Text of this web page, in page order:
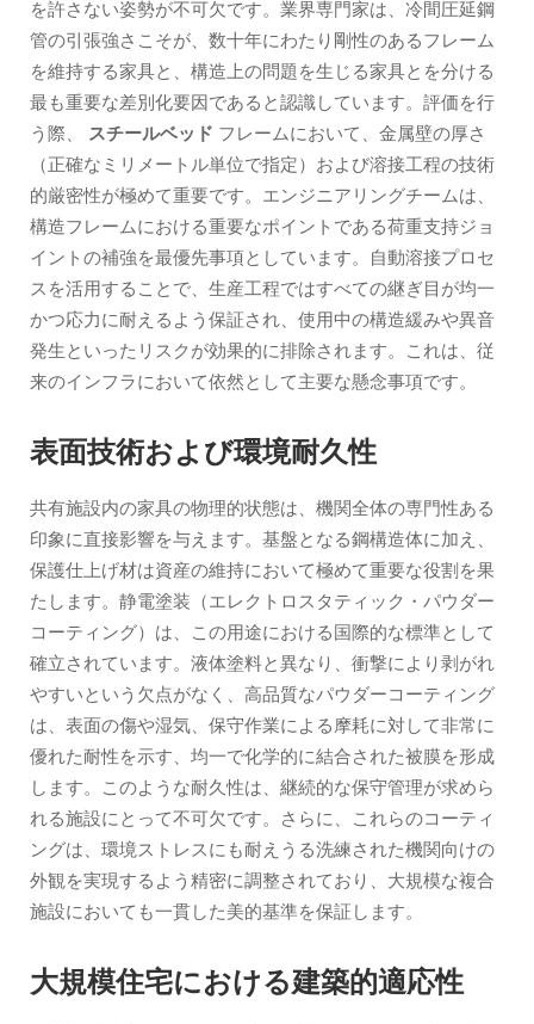
を許さない姿勢が不可欠です。業界専門家は、冷間圧延鋼
管の引張強さこそが、数十年にわたり剛性のあるフレーム
を維持する家具と、構造上の問題を生じる家具とを分ける
最も重要な差別化要因であると認識しています。評価を行
う際、 スチールベッド フレームにおいて、金属壁の厚さ
（正確なミリメートル単位で指定）および溶接工程の技術
的厳密性が極めて重要です。エンジニアリングチームは、
構造フレームにおける重要なポイントである荷重支持ジョ
イントの補強を最優先事項としています。自動溶接プロセ
スを活用することで、生産工程ではすべての継ぎ目が均一
かつ応力に耐えるよう保証され、使用中の構造緩みや異音
発生といったリスクが効果的に排除されます。これは、従
来のインフラにおいて依然として主要な懸念事項です。
表面技術および環境耐久性
共有施設内の家具の物理的状態は、機関全体の専門性ある
印象に直接影響を与えます。基盤となる鋼構造体に加え、
保護仕上げ材は資産の維持において極めて重要な役割を果
たします。静電塗装（エレクトロスタティック・パウダー
コーティング）は、この用途における国際的な標準として
確立されています。液体塗料と異なり、衝撃により剥がれ
やすいという欠点がなく、高品質なパウダーコーティング
は、表面の傷や湿気、保守作業による摩耗に対して非常に
優れた耐性を示す、均一で化学的に結合された被膜を形成
します。このような耐久性は、継続的な保守管理が求めら
れる施設にとって不可欠です。さらに、これらのコーティ
ングは、環境ストレスにも耐えうる洗練された機関向けの
外観を実現するよう精密に調整されており、大規模な複合
施設においても一貫した美的基準を保証します。
大規模住宅における建築的適応性